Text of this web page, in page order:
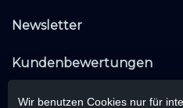
Newsletter
Kundenbewertungen
Wir benutzen Cookies nur für